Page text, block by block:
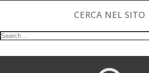
CERCA NEL SITO
Search